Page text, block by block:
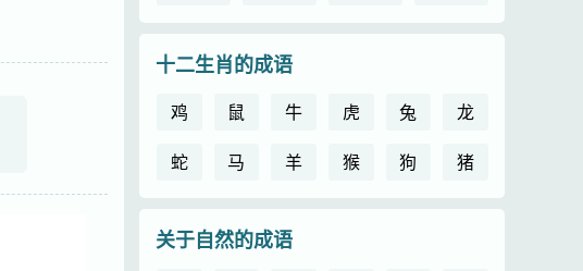
十二生肖的成语
鸡 鼠 牛 虎 兔
龙
蛇
马 羊 猴 狗 猪
关于自然的成语